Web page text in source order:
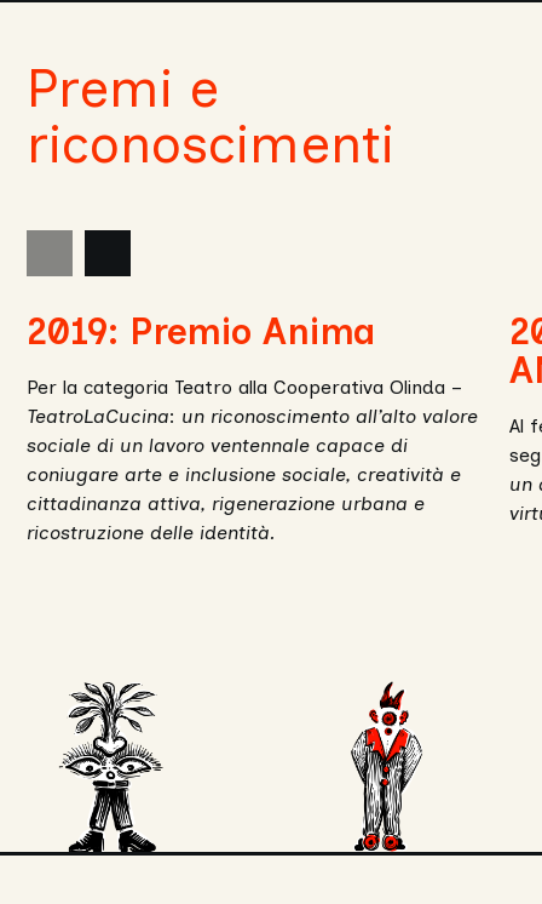
Premi e
riconoscimenti
2019: Premio Anima
Per la categoria Teatro alla Cooperativa Olinda –
TeatroLaCucina: un riconoscimento all’alto valore
sociale di un lavoro ventennale capace di
coniugare arte e inclusione sociale, creatività e
cittadinanza attiva, rigenerazione urbana e
ricostruzione delle identità.
Al
un
Slide
successiva